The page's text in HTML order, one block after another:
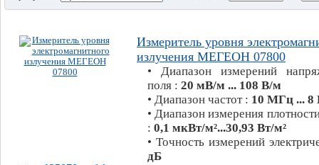
Измеритель уровня
излучения МЕГЕОН 07800
• Диапазон измерений
поля : 20 мВ/м ... 108 В/м
• Диапазон частот : 10 МГц ... 8
• Диапазон измерения
: 0,1 мкВт/м²...30,93 Вт/м²
• Точность измерений
дБ